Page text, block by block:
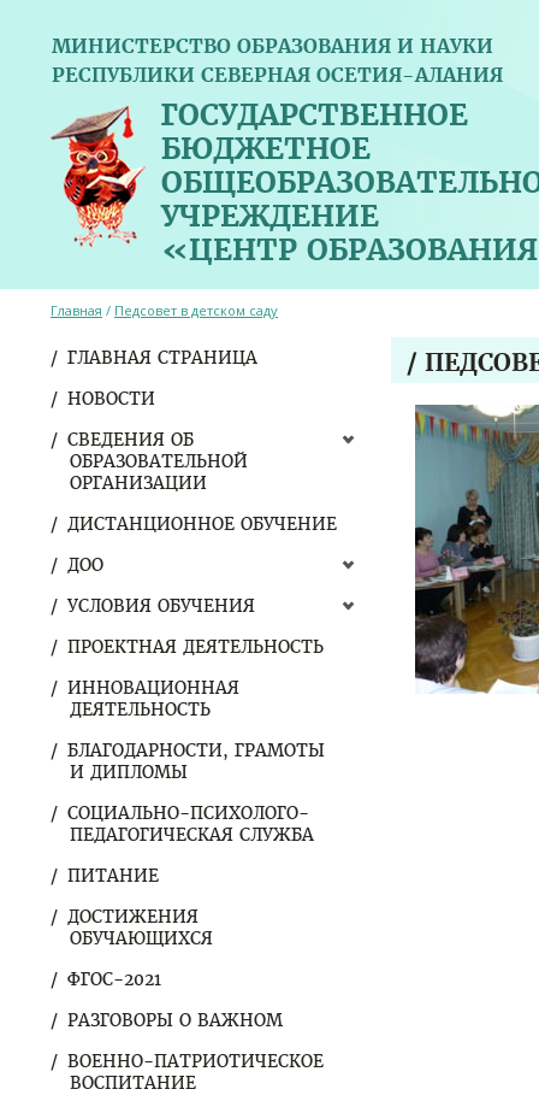
МИНИСТЕРСТВО ОБРАЗОВАНИЯ И НАУКИ
РЕСПУБЛИКИ СЕВЕРНАЯ ОСЕТИЯ-АЛАНИЯ
ГОСУДАРСТВЕННОЕ
БЮДЖЕТНОЕ
УЧРЕЖДЕНИЕ
«ЦЕНТР
ГЛАВНАЯ СТРАНИЦА
НОВОСТИ
СВЕДЕНИЯ ОБ
ОБРАЗОВАТЕЛЬНОЙ
ОРГАНИЗАЦИИ
ДИСТАНЦИОННОЕ ОБУЧЕНИЕ
ДОО
УСЛОВИЯ ОБУЧЕНИЯ
ПРОЕКТНАЯ ДЕЯТЕЛЬНОСТЬ
ИННОВАЦИОННАЯ
ДЕЯТЕЛЬНОСТЬ
БЛАГОДАРНОСТИ, ГРАМОТЫ
И ДИПЛОМЫ
СОЦИАЛЬНО-ПСИХОЛОГО-
ПЕДАГОГИЧЕСКАЯ СЛУЖБА
ПИТАНИЕ
ДОСТИЖЕНИЯ
ОБУЧАЮЩИХСЯ
ФГОС-2021
РАЗГОВОРЫ О ВАЖНОМ
ВОЕННО-ПАТРИОТИЧЕСКОЕ
ВОСПИТАНИЕ
Главная / Педсовет в детском саду
/